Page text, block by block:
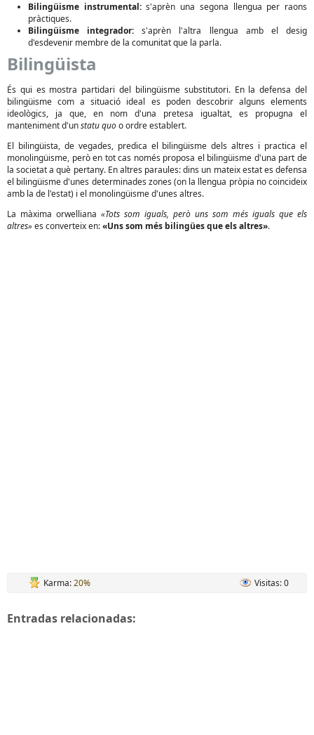
Bilingüisme instrumental:s'aprèn una segona llengua per raons
pràctiques.
Bilingüisme integrador: s'aprèn l'altra llengua amb el desig
d'esdevenir membre de la comunitat que la parla.
Bilingüista
És qui es mostra partidari del bilingüisme substitutori. En la defensa del
bilingüisme com a situació ideal es poden descobrir alguns elements
ideològics, ja que, en nom d'una pretesa igualtat, es propugna el
manteniment d'unstatu quoo ordre establert.
El bilingüista, de vegades, predica el bilingüisme dels altres i practica el
monolingüisme, però en tot cas només proposa el bilingüisme d'una part de
la societat a què pertany. En altres paraules: dins un mateix estat es defensa
el bilingüisme d'unes determinades zones (on la llengua pròpia no coincideix
amb la de l'estat) i el monolingüisme d'unes altres.
La màxima orwelliana «Tots som iguals, però uns som més iguals que els
altres» es converteix en:«Uns som més bilingües que els altres».
Karma:20% Visitas: 0
Entradas relacionadas: